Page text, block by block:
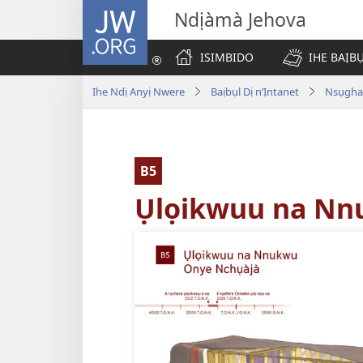
JW.ORG Ndịàmà Jehova
ISIMBIDO
IHE
Ihe Ndị Anyị Nwere Baịbụl Dị n’Ịntanet
B5
Ụlọikwuu na